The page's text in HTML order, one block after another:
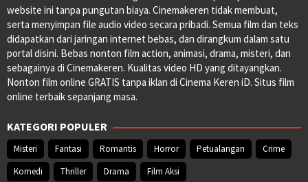
website ini tanpa pungutan biaya. Cinemakeren tidak membuat,
serta menyimpan file audio video secara pribadi. Semua film dan teks
didapatkan dari jaringan internet bebas, dan dirangkum dalam satu
portal disini. Bebas nonton film action, animasi, drama, misteri, dan
sebagainya di Cinemakeren. Kualitas video HD yang ditayangkan.
Nonton film online GRATIS tanpa iklan di Cinema Keren iD. Situs film
online terbaik sepanjang masa.
KATEGORI POPULER
Misteri Fantasi Romantis Horror Petualangan
Crime
Komedi
Thriller Drama Film Aksi